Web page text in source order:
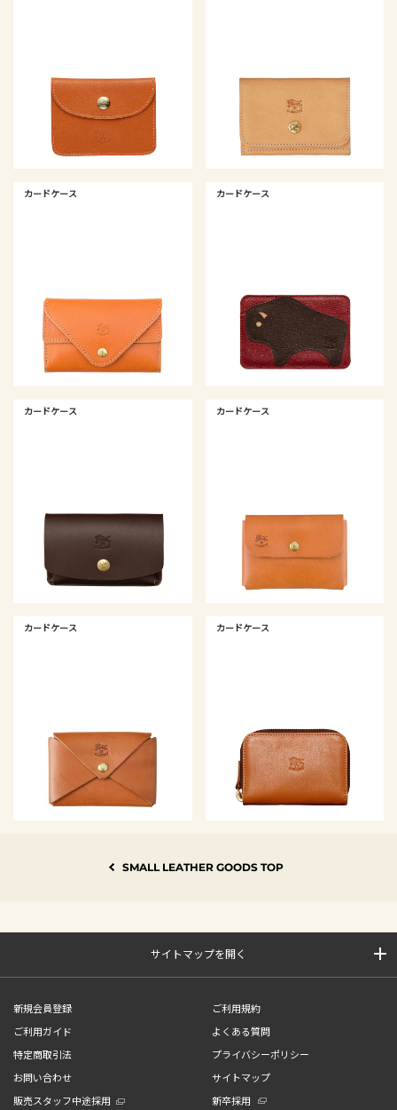
カードケース カードケース
カードケース カードケース
カードケース カードケース
SMALL LEATHER GOODS TOP
サイトマップを開く
新規会員登録
ご利用規約
ご利用ガイド
よくある質問
特定商取引法
プライバシーポリシー
お問い合わせ
サイトマップ
販売スタッフ中途採用
新卒採用